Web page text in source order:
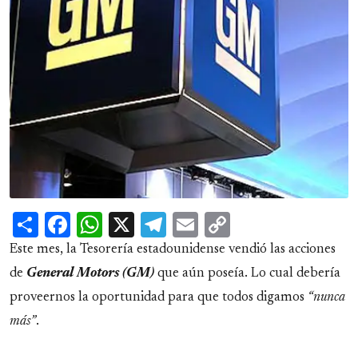
ShareFacebook
WhatsApp
X Telegram
Email
Link
Este mes, la Tesorería estadounidense vendió las acciones
de General Motors (GM) que aún poseía. Lo cual debería
proveernos la oportunidad para que todos digamos “nunca
más”.